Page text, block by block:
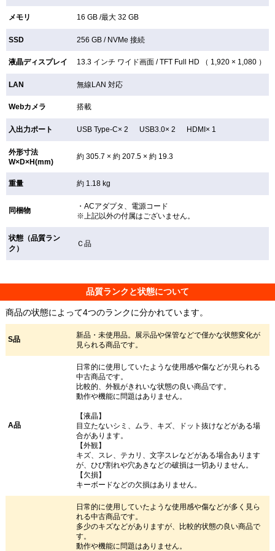
メモリ 16 GB /最大 32 GB
SSD 256 GB / NVMe 接続
液晶ディスプレイ 13.3 インチ ワイド画面 /TFT Full HD （ 1,920 × 1,080 ）
LAN 無線LAN対応
Webカメラ 搭載
入出力ポート USB Type-C× 2 USB3.0× 2 HDMI× 1
外形寸法
W×D×H(mm)
約 305.7 × 約 207.5 × 約 19.3
重量 約 1.18 kg
同梱物
・ACアダプタ、電源コード
※上記以外の付属はございません。
状態（品質ラン
ク）
Ｃ品
品質ランクと状態について
商品の状態によって4つのランクに分かれています。
S品
新品・未使用品。展示品や保管などで僅かな状態変化が
見られる商品です。
A品
日常的に使用していたような使用感や傷などが見られる
中古商品です。
比較的、外観がきれいな状態の良い商品です。
動作や機能に問題はありません。
【液晶】
目立たないシミ、ムラ、キズ、ドット抜けなどがある場
合があります。
【外観】
キズ、スレ、テカリ、文字スレなどがある場合あります
が、ひび割れや穴あきなどの破損は一切ありません。
【欠損】
キーボードなどの欠損はありません。
日常的に使用していたような使用感や傷などが多く見ら
れる中古商品です。
多少のキズなどがありますが、比較的状態の良い商品で
す。
動作や機能に問題はありません。